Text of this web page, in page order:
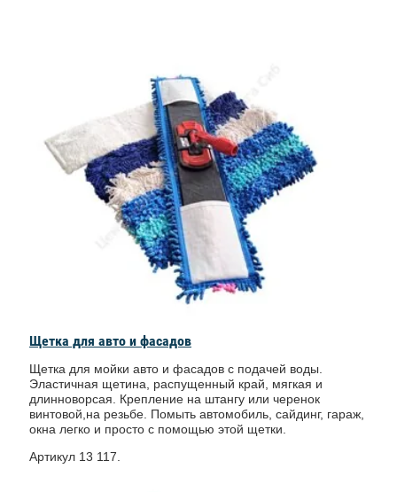
Щетка для авто и фасадов
Щетка для мойки авто и фасадов с подачей воды.
Эластичная щетина, распущенный край, мягкая и
длинноворсая. Крепление на штангу или черенок
винтовой,на резьбе. Помыть автомобиль, сайдинг, гараж,
окна легко и просто с помощью этой щетки.
Артикул 13 117.